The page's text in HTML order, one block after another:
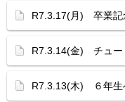
R7.3.17(月) 卒業記
R7.3.14(金) チュー
R7.3.13(木) ６年生